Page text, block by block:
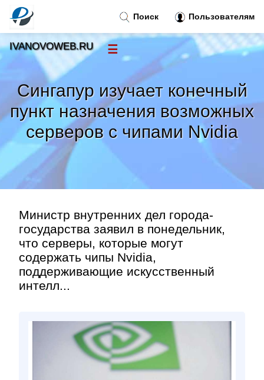
Сингапур изучает конечный
пункт назначения возможных
серверов с чипами Nvidia
Министр внутренних дел города-
государства заявил в понедельник,
что серверы, которые могут
содержать чипы Nvidia,
поддерживающие искусственный
интелл...
Поиск Пользователям
IVANOVOWEB.RU ☰
Новости
Тренды новостей »
Рубрики»
Правила »